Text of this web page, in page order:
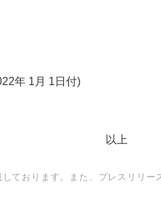
年 1月 1日付)
ております。また、プレスリリー